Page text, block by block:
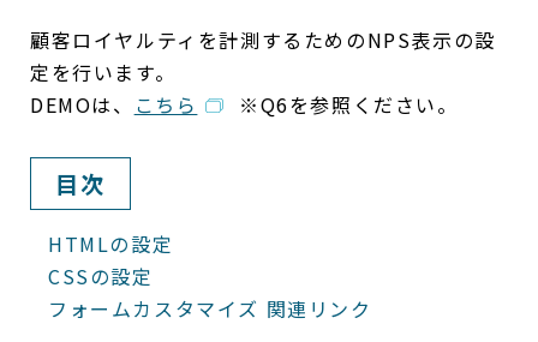
顧客ロイヤルティを計測するためのNPS表示の設
定を行います。
DEMOは、 こちら ※Q6を参照ください。
目次
HTMLの設定
CSSの設定
フォームカスタマイズ 関連リンク